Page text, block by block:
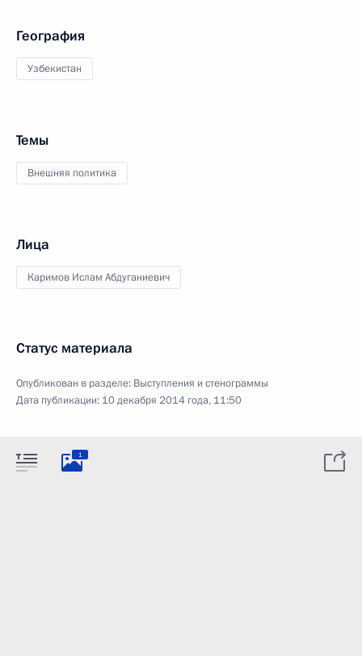
География
Узбекистан
Темы
Внешняя политика
Лица
Каримов Ислам Абдуганиевич
Статус материала
Опубликован в разделе: Выступления и стенограммы
Дата публикации: 10 декабря 2014 года, 11:50
1